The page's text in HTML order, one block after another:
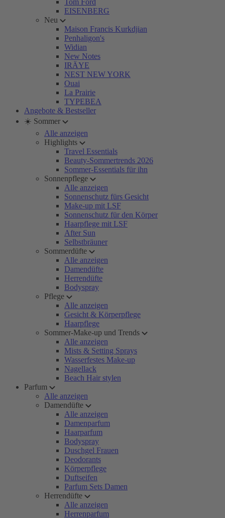
Tom Ford
EISENBERG
Neu
Maison Francis Kurkdjian
Penhaligon's
Widian
New Notes
IRÄYE
NEST NEW YORK
Ouai
La Prairie
TYPEBEA
Angebote & Bestseller
☀️ Sommer
Alle anzeigen
Highlights
Travel Essentials
Beauty-Sommertrends 2026
Sommer-Essentials für ihn
Sonnenpflege
Alle anzeigen
Sonnenschutz fürs Gesicht
Make-up mit LSF
Sonnenschutz für den Körper
Haarpflege mit LSF
After Sun
Selbstbräuner
Sommerdüfte
Alle anzeigen
Damendüfte
Herrendüfte
Bodyspray
Pflege
Alle anzeigen
Gesicht & Körperpflege
Haarpflege
Sommer-Make-up und Trends
Alle anzeigen
Mists & Setting Sprays
Wasserfestes Make-up
Nagellack
Beach Hair stylen
Parfum
Alle anzeigen
Damendüfte
Alle anzeigen
Damenparfum
Haarparfum
Bodyspray
Duschgel Frauen
Deodorants
Körperpflege
Duftseifen
Parfum Sets Damen
Herrendüfte
Alle anzeigen
Herrenparfum